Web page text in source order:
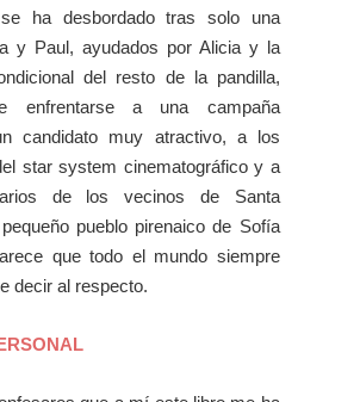
ha desbordado tras solo una
y Paul, ayudados por Alicia y la
del resto de la pandilla,
enfrentarse a una campaña
candidato muy atractivo, a los
star system cinematográfico y a
de los vecinos de Santa
pueblo pirenaico de Sofía
que todo el mundo siempre
decir al respecto.